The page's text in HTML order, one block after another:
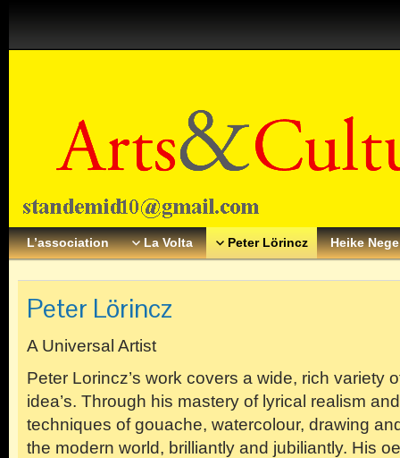
L’association La Volta Peter Lörincz Heike
Peter Lörincz
A Universal Artist
Peter Lorincz’s work covers a wide, rich variety
idea’s. Through his mastery of lyrical realism
techniques of gouache, watercolour, drawing
the modern world, brilliantly and jubiliantly. His